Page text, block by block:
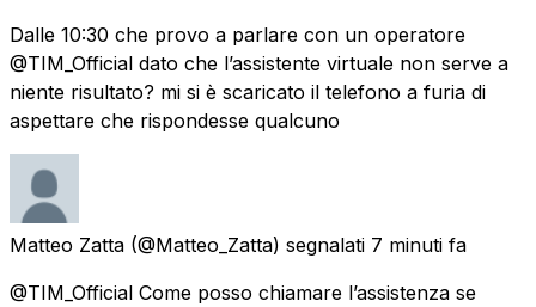
Dalle 10:30 che provo a parlare con un operatore
@TIM_Official dato che l’assistente virtuale non serve a
niente risultato? mi si è scaricato il telefono a furia di
aspettare che rispondesse qualcuno
Matteo Zatta (@Matteo_Zatta) segnalati 7 minuti fa
@TIM_Official Come posso chiamare l’assistenza se